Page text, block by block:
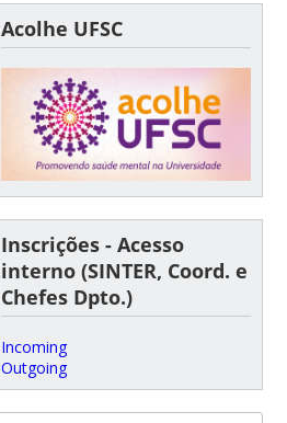
Acolhe UFSC
Inscrições - Acesso
interno (SINTER, Coord. e
Chefes Dpto.)
Incoming
Outgoing